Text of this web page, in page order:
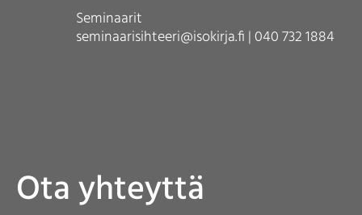
Seminaarit
seminaarisihteeri@isokirja.fi | 040 732 1884
Ota yhteyttä